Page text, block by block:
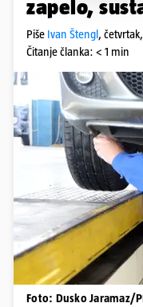
zapelo,
Piše Ivan Štengl,
Čitanje članka: < 1 min
Foto: Dusko Jaramaz/